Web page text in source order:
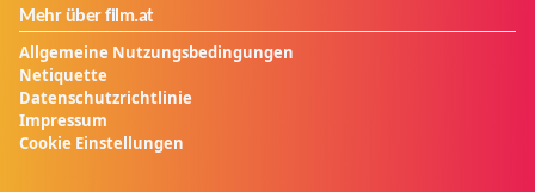
Mehr über film.at
Allgemeine Nutzungsbedingungen
Netiquette
Datenschutzrichtlinie
Impressum
Cookie Einstellungen